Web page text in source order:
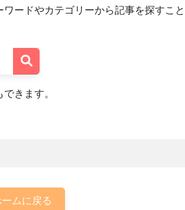
ードやカテゴリーから記事を探すこ
きます。
ムに戻る